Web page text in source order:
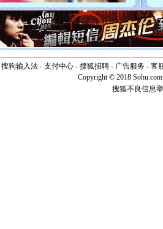
[元旦]
起；二是
离。水晶
[元旦]当
泣，这痛
[春节] 风
颜！冬去
道一声平
搜狗输入法- 支付中心- 搜狐招聘- 广告服务- 客
Copyright © 2018
搜狐不良信息